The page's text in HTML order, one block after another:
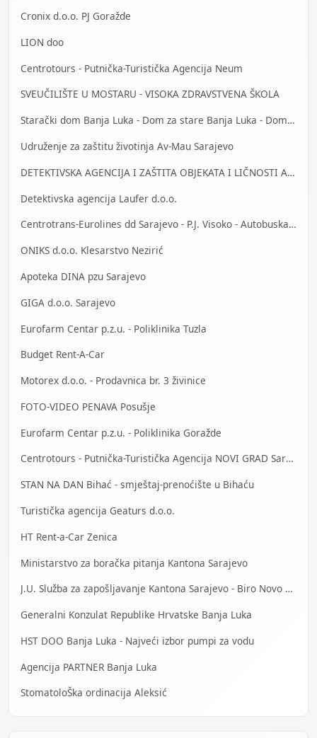
Cronix d.o.o. PJ Goražde
LION doo
Centrotours - Putnička-Turistička Agencija Neum
SVEUČILIŠTE U MOSTARU - VISOKA ZDRAVSTVENA ŠKOLA
Starački dom Banja Luka - Dom za stare Banja Luka - Dom za stara lica Banjaluka
Udruženje za zaštitu životinja Av-Mau Sarajevo
DETEKTIVSKA AGENCIJA I ZAŠTITA OBJEKATA I LIČNOSTI ALFA DM Travnik
Detektivska agencija Laufer d.o.o.
Centrotrans-Eurolines dd Sarajevo - P.J. Visoko - Autobuska stanica
ONIKS d.o.o. Klesarstvo Nezirić
Apoteka DINA pzu Sarajevo
GIGA d.o.o. Sarajevo
Eurofarm Centar p.z.u. - Poliklinika Tuzla
Budget Rent-A-Car
Motorex d.o.o. - Prodavnica br. 3 živinice
FOTO-VIDEO PENAVA Posušje
Eurofarm Centar p.z.u. - Poliklinika Goražde
Centrotours - Putnička-Turistička Agencija NOVI GRAD Sarajevo
STAN NA DAN Bihać - smještaj-prenoćište u Bihaću
Turistička agencija Geaturs d.o.o.
HT Rent-a-Car Zenica
Ministarstvo za boračka pitanja Kantona Sarajevo
J.U. Služba za zapošljavanje Kantona Sarajevo - Biro Novo Sarajevo
Generalni Konzulat Republike Hrvatske Banja Luka
HST DOO Banja Luka - Najveći izbor pumpi za vodu
Agencija PARTNER Banja Luka
StomatoloŠka ordinacija Aleksić